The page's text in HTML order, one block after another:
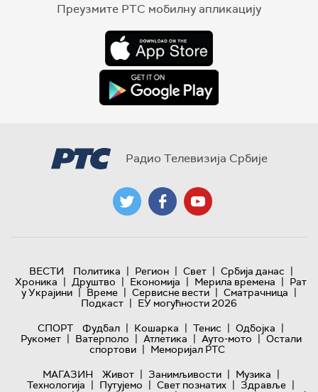
Преузмите РТС мобилну апликацију
Радио Телевизија Србије
ВЕСТИ Политика | Регион | Свет | Србија данас |
Хроника | Друштво | Економија | Мерила времена | Рат
у Украјини | Време | Сервисне вести | Сматрачница |
Подкаст | ЕУ могућности 2026
СПОРТ
Фудбал | Кошарка | Тенис | Одбојка |
Рукомет | Ватерполо | Атлетика | Ауто-мото | Остали
спортови | Меморијал РТС
МАГАЗИН
Живот | Занимљивости | Музика |
Технологијa | Путујемо | Свет познатих | Здравље |